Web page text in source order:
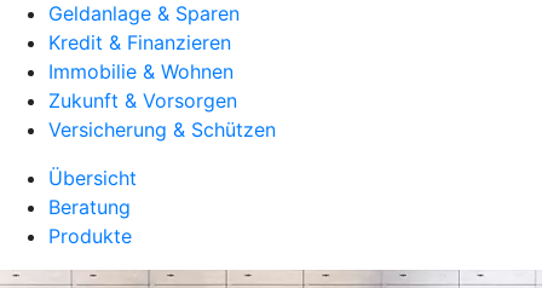
Geldanlage & Sparen
Kredit & Finanzieren
Immobilie & Wohnen
Zukunft & Vorsorgen
Versicherung & Schützen
Übersicht
Beratung
Produkte